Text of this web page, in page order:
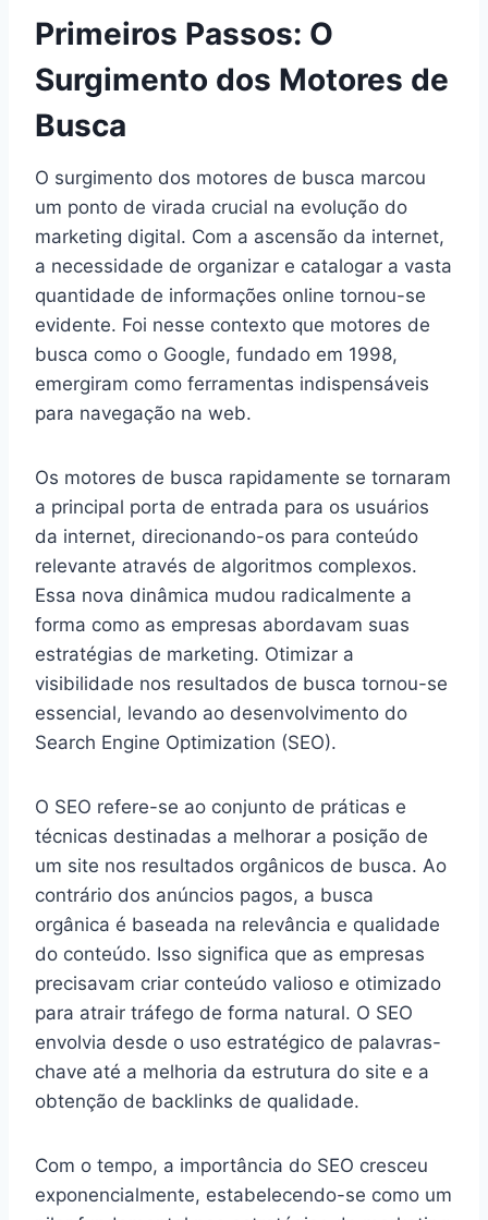
Primeiros Passos: O
Surgimento dos Motores de
Busca
O surgimento dos motores de busca marcou
um ponto de virada crucial na evolução do
marketing digital. Com a ascensão da internet,
a necessidade de organizar e catalogar a vasta
quantidade de informações online tornou-se
evidente. Foi nesse contexto que motores de
busca como o Google, fundado em 1998,
emergiram como ferramentas indispensáveis
para navegação na web.
Os motores de busca rapidamente se tornaram
a principal porta de entrada para os usuários
da internet, direcionando-os para conteúdo
relevante através de algoritmos complexos.
Essa nova dinâmica mudou radicalmente a
forma como as empresas abordavam suas
estratégias de marketing. Otimizar a
visibilidade nos resultados de busca tornou-se
essencial, levando ao desenvolvimento do
Search Engine Optimization (SEO).
O SEO refere-se ao conjunto de práticas e
técnicas destinadas a melhorar a posição de
um site nos resultados orgânicos de busca. Ao
contrário dos anúncios pagos, a busca
orgânica é baseada na relevância e qualidade
do conteúdo. Isso significa que as empresas
precisavam criar conteúdo valioso e otimizado
para atrair tráfego de forma natural. O SEO
envolvia desde o uso estratégico de palavras-
chave até a melhoria da estrutura do site e a
obtenção de backlinks de qualidade.
Com o tempo, a importância do SEO cresceu
exponencialmente, estabelecendo-se como um